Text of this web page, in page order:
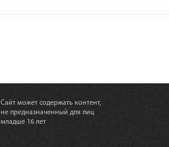
Сайт может содержать контент,
не предназначенный для лиц
младше 16 лет